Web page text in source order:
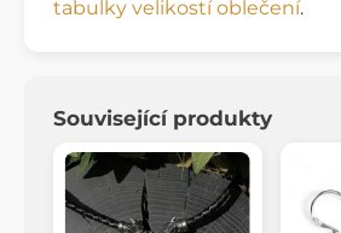
tabulky velikostí oblečení.
Související produkty